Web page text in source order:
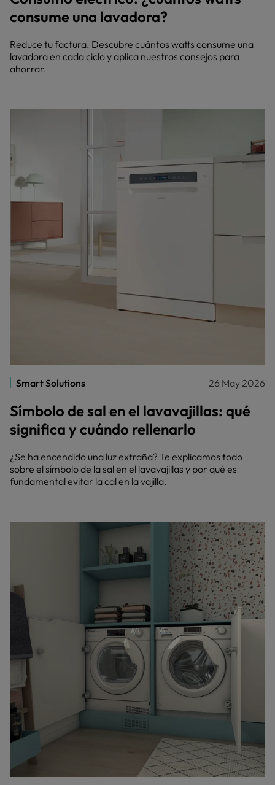
consume una lavadora?
Reduce tu factura. Descubre cuántos watts consume una
lavadora en cada ciclo y aplica nuestros consejos para
ahorrar.
Smart Solutions 26 May 2026
Símbolo de sal en el lavavajillas: qué
significa y cuándo rellenarlo
¿Se ha encendido una luz extraña? Te explicamos todo
sobre el símbolo de la sal en el lavavajillas y por qué es
fundamental evitar la cal en la vajilla.